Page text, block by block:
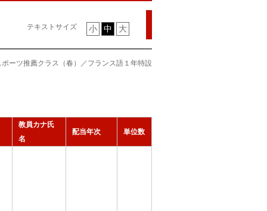
テキストサイズ 小 中 大
ーツ推薦クラス（春）／フランス語１年特設
教員カナ氏
名
配当年次 単位数